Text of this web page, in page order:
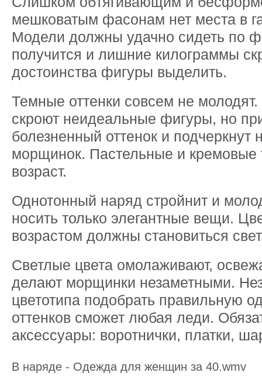
мешковатым фасонам нет места в
Модели должны удачно сидеть по
получится и лишние килограммы
достоинства фигуры выделить.
Темные оттенки совсем не
скроют неидеальные фигуры, но
болезненный оттенок и подчеркнут
морщинок. Пастельные и кремовые
возраст.
Однотонный наряд стройнит и
носить только элегантные вещи.
возрастом должны становиться
Светлые цвета омолаживают,
делают морщинки незаметными.
цветотипа подобрать правильную
оттенков сможет любая леди.
аксессуары: воротнички, платки,
В наряде - Одежда для женщин за 40.wmv